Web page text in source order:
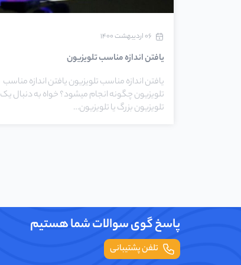
۰۶ اردیبهشت ۱۴۰۰
یافتن اندازه مناسب تلویزیون
یافتن اندازه مناسب تلویزیون یافتن اندازه مناسب
تلویزیون چگونه انجام میشود؟ خواه به دنبال یک
تلویزیون بزرگ یا تلویزیون…
پاسخ گوی سوالات شما هستیم
تلفن پشتیبانی